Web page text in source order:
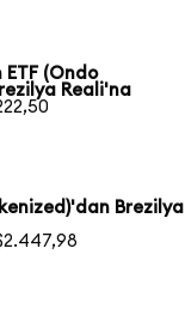
(Ondo
Reali'na
Brezilya